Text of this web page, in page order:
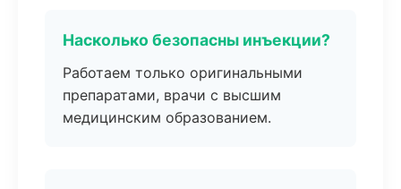
Насколько безопасны инъекции?
Работаем только оригинальными
препаратами, врачи с высшим
медицинским образованием.